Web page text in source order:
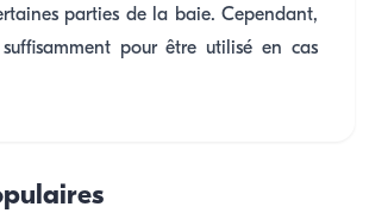
parties de la baie. Cependant,
pour être utilisé en cas